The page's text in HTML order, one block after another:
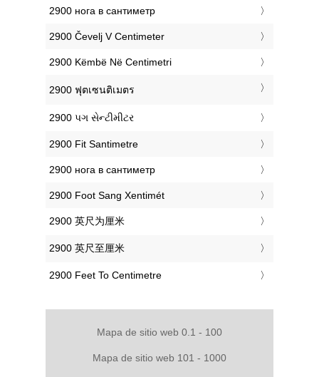
‎2900 нога в сантиметр
‎2900 Čevelj V Centimeter
‎2900 Këmbë Në Centimetri
‎2900 ฟุตเซนติเมตร
‎2900 પગ સેન્ટીમીટર
‎2900 Fit Santimetre
‎2900 нога в сантиметр
‎2900 Foot Sang Xentimét
‎2900 英尺为厘米
‎2900 英尺至厘米
‎2900 Feet To Centimetre
Mapa de sitio web 0.1 - 100
Mapa de sitio web 101 - 1000